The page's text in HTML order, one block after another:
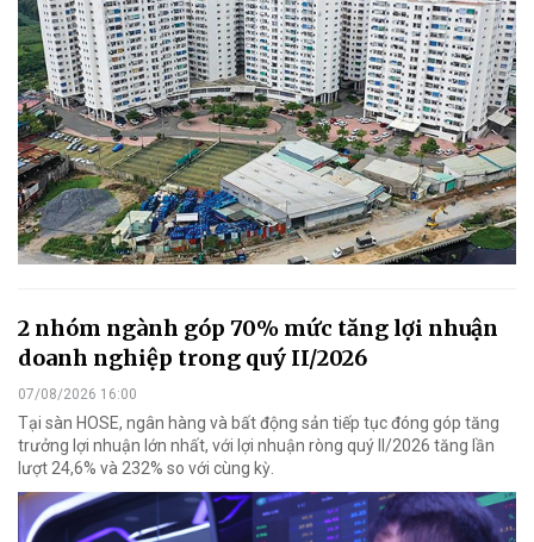
2 nhóm ngành góp 70% mức tăng lợi nhuận
doanh nghiệp trong quý II/2026
07/08/2026 16:00
Tại sàn HOSE, ngân hàng và bất động sản tiếp tục đóng góp tăng
trưởng lợi nhuận lớn nhất, với lợi nhuận ròng quý II/2026 tăng lần
lượt 24,6% và 232% so với cùng kỳ.